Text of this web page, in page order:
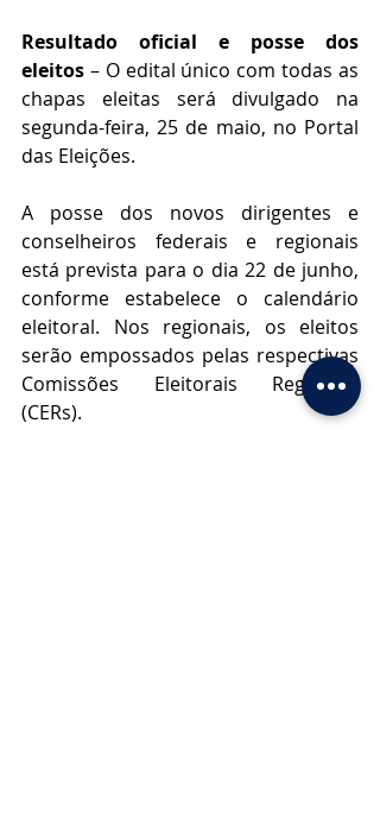
Resultado oficial e posse dos
eleitos – O edital único com todas as
chapas eleitas será divulgado na
segunda-feira, 25 de maio, no Portal
das Eleições.
A posse dos novos dirigentes e
conselheiros federais e regionais
está prevista para o dia 22 de junho,
conforme estabelece o calendário
eleitoral. Nos regionais, os eleitos
serão empossados pelas respectivas
Comissões Eleitorais Regionais
(CERs).